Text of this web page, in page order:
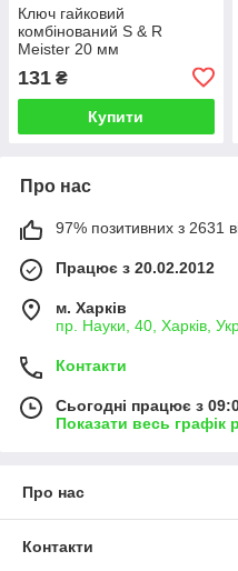
Ключ гайковий
комбінований S & R
Meister 20 мм
131 ₴
Купити
Про нас
97% позитивних з 2631
Працює з 20.02.2012
м. Харків
пр. Науки, 40, Харків,
Контакти
Сьогодні працює з
Показати весь графік
Про нас
Контакти